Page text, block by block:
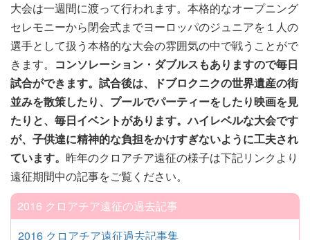
大会は一週間に渡って行われます。本格的なオープニング
セレモニーから閉会式までヨーロッパのジュニアを１人の
選手として扱う本格的な大会の雰囲気の中で戦うことがで
きます。 コンソレーション・ダブルスもありますので毎日
試合ができます。試合後は、ドブロクニクの世界遺産の街
並みを散策したり、プールでパーティーをしたり映画を見
たりと、毎日イベントがあります。ハイレベルな大会です
が、子供達に精神的な負担をかけすぎないように工夫され
ています。 昨年のクロアチア遠征の様子は下記リンクより
遠征期間中の記事をご覧ください。
2016 クロアチア遠征の過去記事
2016 クロアチア遠征過去記事集